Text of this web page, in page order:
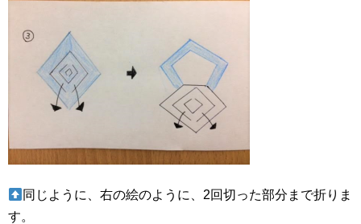
同じように、右の絵のように、2回切った部分まで折りま
す。